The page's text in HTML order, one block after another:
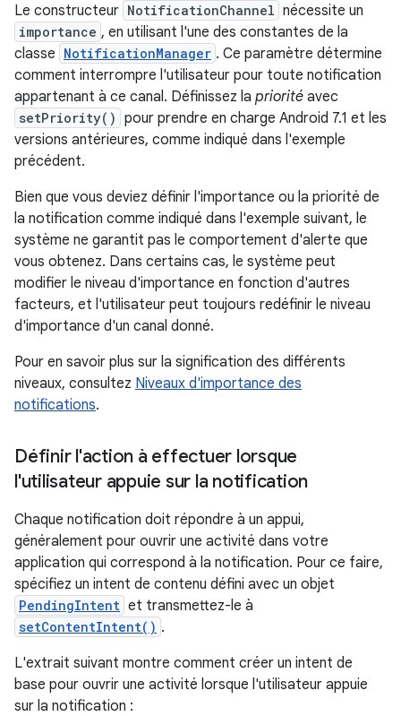
Le constructeur NotificationChannel nécessite un
importance , en utilisant l'une des constantes de la
classe NotificationManager . Ce paramètre détermine
comment interrompre l'utilisateur pour toute notification
appartenant à ce canal. Définissez la priorité avec
setPriority() pour prendre en charge Android 7.1 et les
versions antérieures, comme indiqué dans l'exemple
précédent.
Bien que vous deviez définir l'importance ou la priorité de
la notification comme indiqué dans l'exemple suivant, le
système ne garantit pas le comportement d'alerte que
vous obtenez. Dans certains cas, le système peut
modifier le niveau d'importance en fonction d'autres
facteurs, et l'utilisateur peut toujours redéfinir le niveau
d'importance d'un canal donné.
Pour en savoir plus sur la signification des différents
niveaux, consultez Niveaux d'importance des
notifications.
Définir l'action à effectuer lorsque
l'utilisateur appuie sur la notification
Chaque notification doit répondre à un appui,
généralement pour ouvrir une activité dans votre
application qui correspond à la notification. Pour ce faire,
spécifiez un intent de contenu défini avec un objet
PendingIntent et transmettez-le à
setContentIntent() .
L'extrait suivant montre comment créer un intent de
base pour ouvrir une activité lorsque l'utilisateur appuie
sur la notification :